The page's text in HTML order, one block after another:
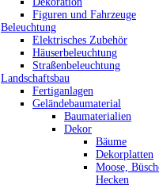
Figuren und Fahrzeuge
Beleuchtung
Elektrisches Zubehör
Häuserbeleuchtung
Straßenbeleuchtung
Landschaftsbau
Fertiganlagen
Geländebaumaterial
Baumaterialien
Dekor
Bäume
Dekorplatten
Moose,
Hecken